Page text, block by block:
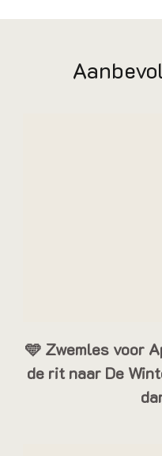
🩵 Zwemles voor
de rit naar De